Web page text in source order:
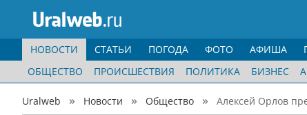
НОВОСТИ
ОБЩЕСТВО
ПРОИСШЕСТВИЯ ПОЛИТИКА БИЗНЕС
СТАТЬИ ПОГОДА ФОТО АФИША
Uralweb Новости Общество Алексей Орлов